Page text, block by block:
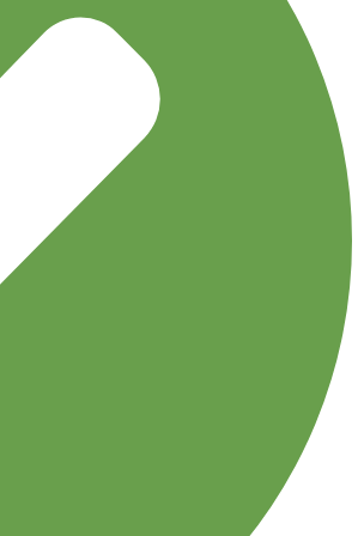
نخی طرح دار کوچک
اکسسوری
توربان
جوراب
دستبند
دستکش
دستمال گردن
مجله نوولاشال
لیست شعب
فروشگاه
قوانین و مقررات